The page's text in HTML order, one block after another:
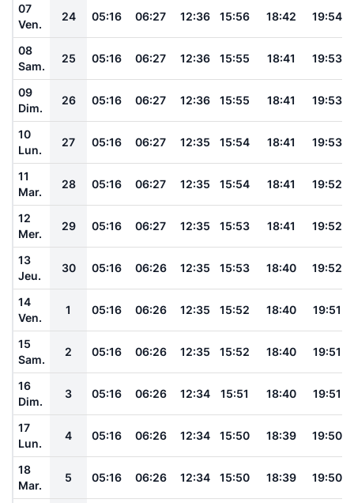
07
Ven.
24 05:16 06:27 12:36 15:56 18:42 19:54
08
Sam.
25 05:16 06:27 12:36 15:55 18:41 19:53
09
Dim.
26 05:16 06:27 12:36 15:55 18:41 19:53
10
Lun.
27 05:16 06:27 12:35 15:54 18:41 19:53
11
Mar.
28 05:16 06:27 12:35 15:54 18:41 19:52
12
Mer.
29 05:16 06:27 12:35 15:53 18:41 19:52
13
Jeu.
30 05:16 06:26 12:35 15:53 18:40 19:52
14
Ven.
1 05:16 06:26 12:35 15:52 18:40 19:51
15
Sam.
2 05:16 06:26 12:35 15:52 18:40 19:51
16
Dim.
3 05:16 06:26 12:34 15:51 18:40 19:51
17
Lun.
4 05:16 06:26 12:34 15:50 18:39 19:50
18
Mar.
5 05:16 06:26 12:34 15:50 18:39 19:50